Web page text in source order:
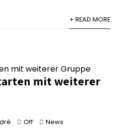
+ READ MORE
mit weiterer
Off News